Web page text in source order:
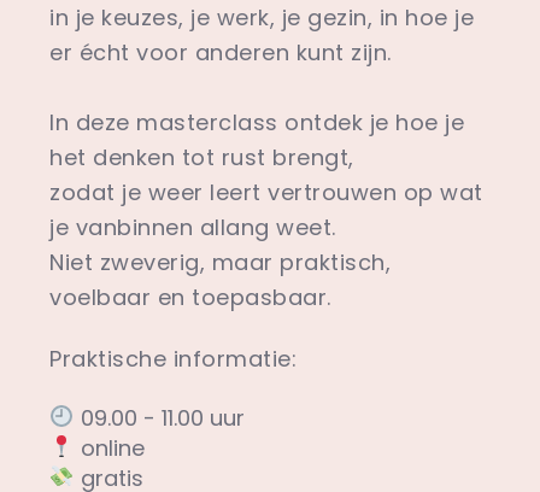
in je keuzes, je werk, je gezin, in hoe je
er écht voor anderen kunt zijn.
In deze masterclass ontdek je hoe je
het denken tot rust brengt,
zodat je weer leert vertrouwen op wat
je vanbinnen allang weet.
Niet zweverig, maar praktisch,
voelbaar en toepasbaar.
Praktische informatie:
09.00 - 11.00 uur
online
gratis